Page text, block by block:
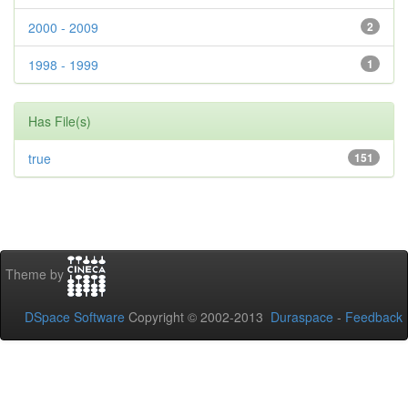
2
2000 - 2009
1
1998 - 1999
Has File(s)
151
true
Theme by
DSpace Software Copyright © 2002-2013 Duraspace - Feedback